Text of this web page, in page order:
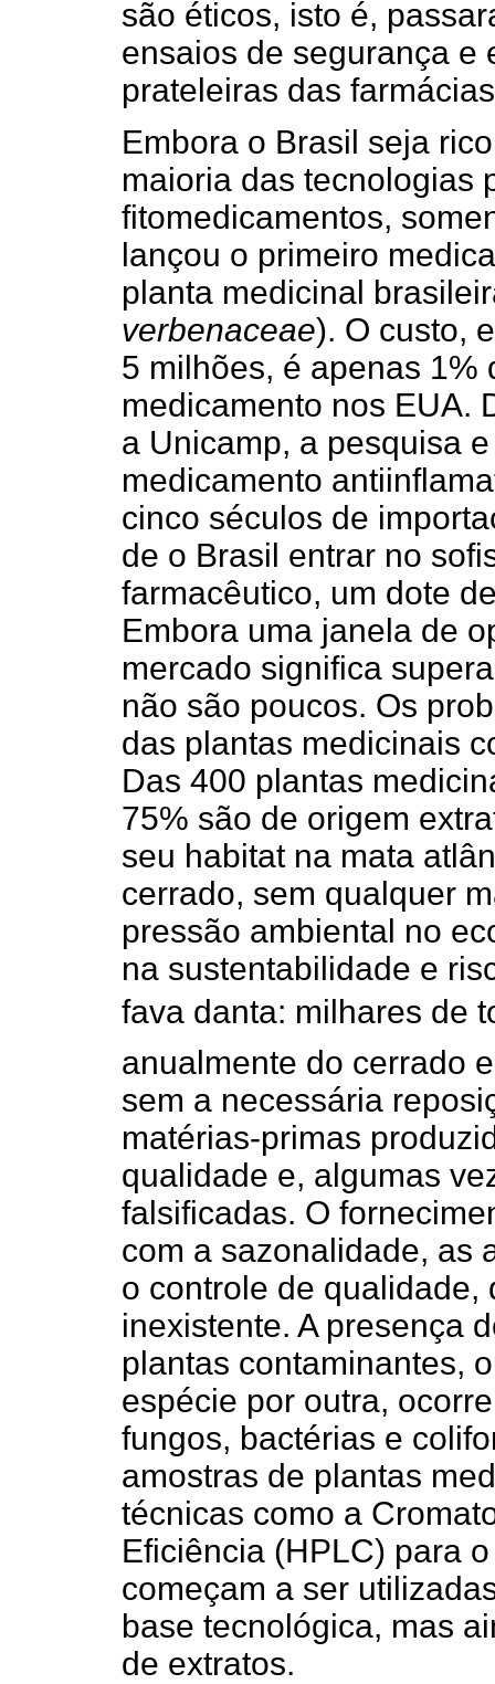
são éticos, isto é,
ensaios de segurança e
prateleiras das
Embora o Brasil seja
maioria das tecnologias
fitomedicamentos,
lançou o primeiro
planta medicinal
verbenaceae). O custo,
5 milhões, é apenas 1%
medicamento nos EUA.
a Unicamp, a pesquisa
medicamento
cinco séculos de
de o Brasil entrar no
farmacêutico, um dote
Embora uma janela de
mercado significa
não são poucos. Os
das plantas medicinais
Das 400 plantas
75% são de origem
seu habitat na mata
cerrado, sem qualquer
pressão ambiental no
na sustentabilidade e
fava danta: milhares de
anualmente do cerrado
sem a necessária
matérias-primas
qualidade e, algumas
falsificadas. O
com a sazonalidade, as
o controle de
inexistente. A presença
plantas contaminantes,
espécie por outra,
fungos, bactérias e
amostras de plantas
técnicas como a
Eficiência (HPLC) para
começam a ser
base tecnológica, mas
de extratos.